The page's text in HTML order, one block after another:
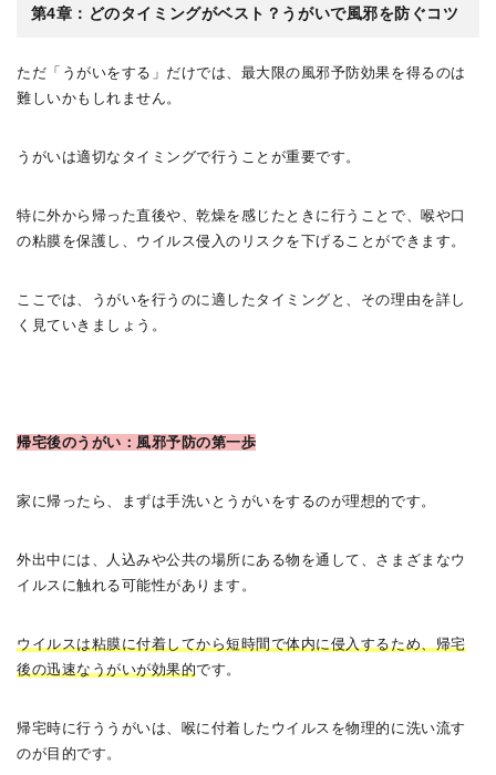
第4章：どのタイミングがベスト？うがいで風邪を防ぐコツ
ただ「うがいをする」だけでは、最大限の風邪予防効果を得るのは
難しいかもしれません。
うがいは適切なタイミングで行うことが重要です。
特に外から帰った直後や、乾燥を感じたときに行うことで、喉や口
の粘膜を保護し、ウイルス侵入のリスクを下げることができます。
ここでは、うがいを行うのに適したタイミングと、その理由を詳し
く見ていきましょう。
帰宅後のうがい：風邪予防の第一歩
家に帰ったら、まずは手洗いとうがいをするのが理想的です。
外出中には、人込みや公共の場所にある物を通して、さまざまなウ
イルスに触れる可能性があります。
ウイルスは粘膜に付着してから短時間で体内に侵入するため、帰宅
後の迅速なうがいが効果的です。
帰宅時に行ううがいは、喉に付着したウイルスを物理的に洗い流す
のが目的です。